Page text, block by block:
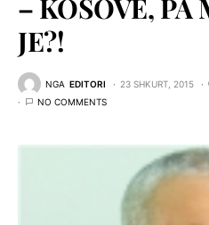
– KOSOVË, PA
JE?!
NGA EDITORI 23 SHKURT, 2015
NO COMMENTS